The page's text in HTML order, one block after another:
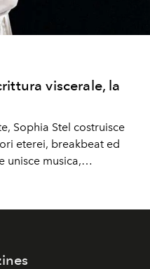
viscerale, la
Sophia Stel costruisce
eterei, breakbeat ed
unisce musica,